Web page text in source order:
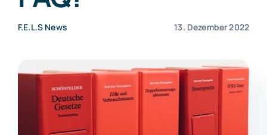
F.E.L.S News 13. Dezember 2022